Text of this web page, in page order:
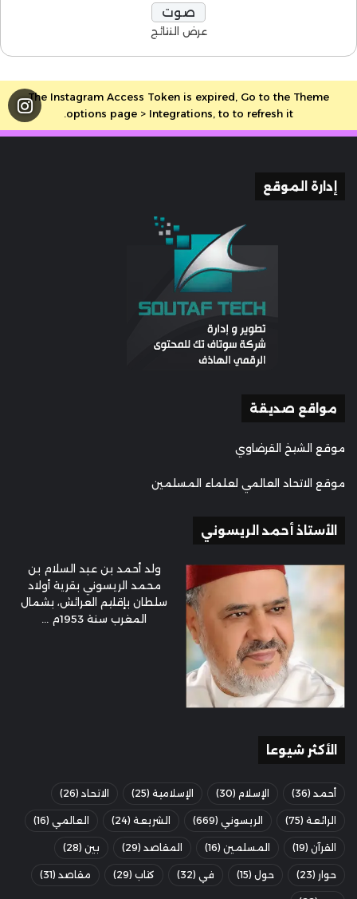
عرض النتائج
The Instagram Access Token is expired, Go to the Theme
options page > Integrations, to to refresh it.
إدارة الموقع
مواقع صديقة
موقع الشيخ القرضاوي
موقع الاتحاد العالمي لعلماء المسلمين
الأستاذ أحمد الريسوني
ولد أحمد بن عبد السلام بن
محمد الريسوني بقرية أولاد
سلطان بإقليم العرائش، بشمال
المغرب سنة 1953م ...
الأكثر شيوعا
أحمد (36) الإسلام (30) الإسلامية (25) الاتحاد (26)
الرائعة (75) الريسوني (669) الشريعة (24) العالمي (16)
القرآن (19) المسلمين (16) المقاصد (29) بين (28)
حوار (23) حول (15) في (32) كتاب (29) مقاصد (31)